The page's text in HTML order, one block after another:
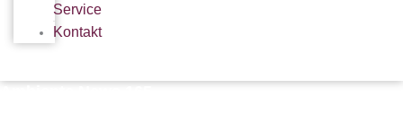
Service
Kontakt